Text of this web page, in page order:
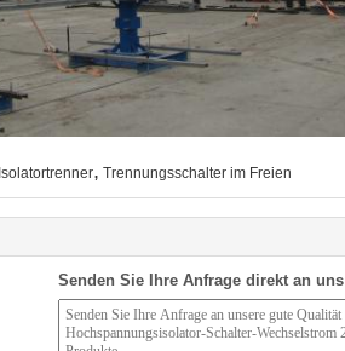
Isolatortrenner, Trennungsschalter im Freien
Senden Sie Ihre Anfrage direkt an uns